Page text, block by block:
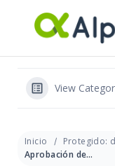
View
Inicio Protegido:
Aprobación de visitas